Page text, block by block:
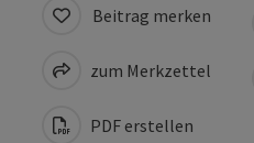
Beitrag merken
zum Merkzettel
PDF erstellen